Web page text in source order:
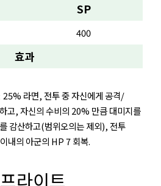
SP
400
효과
라면, 전투 중 자신에게 공격/
고, 자신의 수비의 20% 만큼 대미지를
감산하고(범위오의는 제외), 전투
내의 아군의 HP 7 회복.
라이트